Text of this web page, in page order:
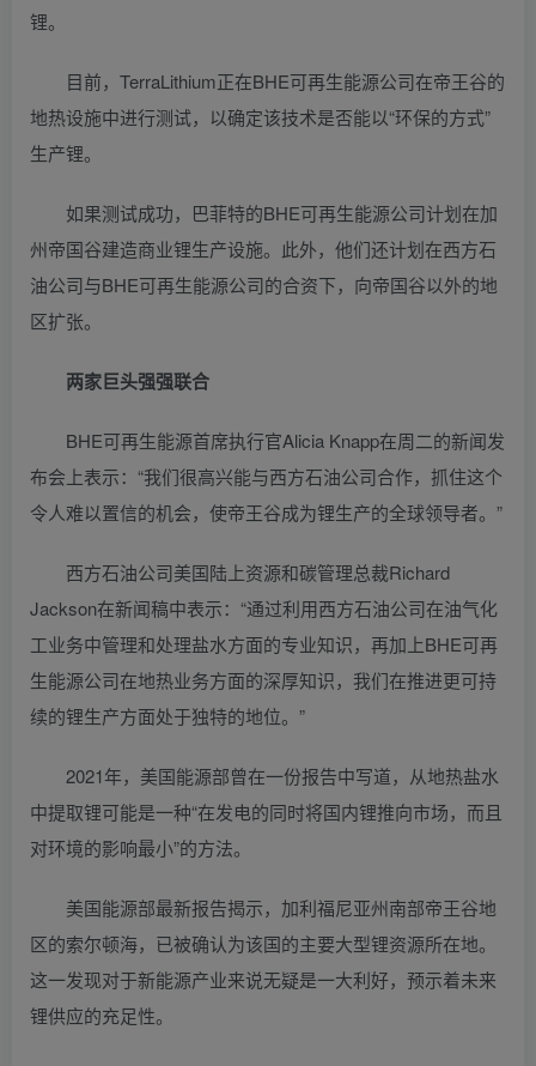
锂。
目前，TerraLithium正在BHE可再生能源公司在帝王谷的
地热设施中进行测试，以确定该技术是否能以“环保的方式”
生产锂。
如果测试成功，巴菲特的BHE可再生能源公司计划在加
州帝国谷建造商业锂生产设施。此外，他们还计划在西方石
油公司与BHE可再生能源公司的合资下，向帝国谷以外的地
区扩张。
两家巨头强强联合
BHE可再生能源首席执行官Alicia Knapp在周二的新闻发
布会上表示：“我们很高兴能与西方石油公司合作，抓住这个
令人难以置信的机会，使帝王谷成为锂生产的全球领导者。”
西方石油公司美国陆上资源和碳管理总裁Richard
Jackson在新闻稿中表示：“通过利用西方石油公司在油气化
工业务中管理和处理盐水方面的专业知识，再加上BHE可再
生能源公司在地热业务方面的深厚知识，我们在推进更可持
续的锂生产方面处于独特的地位。”
2021年，美国能源部曾在一份报告中写道，从地热盐水
中提取锂可能是一种“在发电的同时将国内锂推向市场，而且
对环境的影响最小”的方法。
美国能源部最新报告揭示，加利福尼亚州南部帝王谷地
区的索尔顿海，已被确认为该国的主要大型锂资源所在地。
这一发现对于新能源产业来说无疑是一大利好，预示着未来
锂供应的充足性。